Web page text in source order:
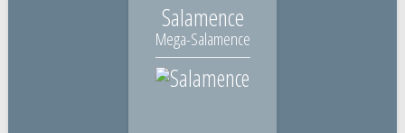
Salamence
Mega-Salamence